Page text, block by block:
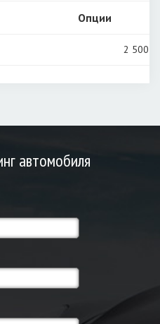
Опции
2 500
автомобиля